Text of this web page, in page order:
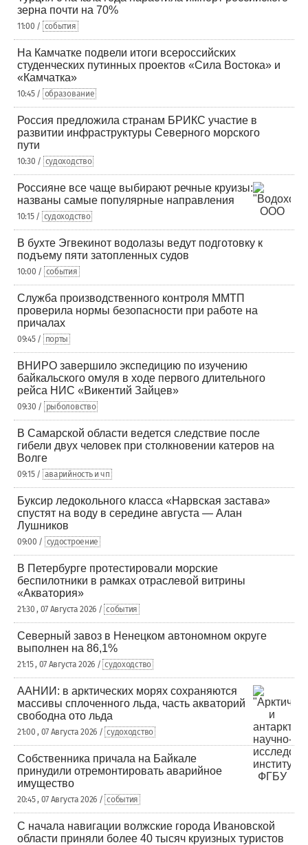
зерна почти на 70%
11:00 / события
На Камчатке подвели итоги всероссийских
студенческих путинных проектов «Сила Востока» и
«Камчатка»
10:45 / образование
Россия предложила странам БРИКС участие в
развитии инфраструктуры Северного морского
пути
10:30 / судоходство
Россияне все чаще выбирают речные круизы:
названы самые популярные направления
10:15 / судоходство
В бухте Эгвекинот водолазы ведут подготовку к
подъему пяти затопленных судов
10:00 / события
Служба производственного контроля ММТП
проверила нормы безопасности при работе на
причалах
09:45 / порты
ВНИРО завершило экспедицию по изучению
байкальского омуля в ходе первого длительного
рейса НИС «Викентий Зайцев»
09:30 / рыболовство
В Самарской области ведется следствие после
гибели двух человек при столкновении катеров на
Волге
09:15 / аварийность и чп
Буксир ледокольного класса «Нарвская застава»
спустят на воду в середине августа — Алан
Лушников
09:00 / судостроение
В Петербурге протестировали морские
беспилотники в рамках отраслевой витрины
«Акватория»
21:30 , 07 Августа 2026 / события
Северный завоз в Ненецком автономном округе
выполнен на 86,1%
21:15 , 07 Августа 2026 / судоходство
ААНИИ: в арктических морях сохраняются
массивы сплоченного льда, часть акваторий
свободна ото льда
21:00 , 07 Августа 2026 / судоходство
Собственника причала на Байкале
принудили отремонтировать аварийное
имущество
20:45 , 07 Августа 2026 / события
С начала навигации волжские города Ивановской
области приняли более 40 тысяч круизных туристов